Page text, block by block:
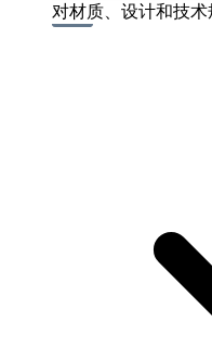
对材质、设计和技术